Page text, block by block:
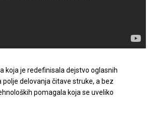
koja je redefinisala dejstvo oglasnih
polje delovanja čitave struke, a bez
pomagala koja se uveliko